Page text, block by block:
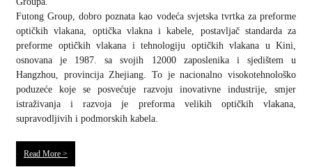
Futong Group, dobro poznata kao vodeća svjetska tvrtka za preforme
optičkih vlakana, optička vlakna i kabele, postavljač standarda za
preforme optičkih vlakana i tehnologiju optičkih vlakana u Kini,
osnovana je 1987. sa svojih 12000 zaposlenika i sjedištem u
Hangzhou, provincija Zhejiang. To je nacionalno visokotehnološko
poduzeće koje se posvećuje razvoju inovativne industrije, smjer
istraživanja i razvoja je preforma velikih optičkih vlakana,
supravodljivih i podmorskih kabela.
Read More >